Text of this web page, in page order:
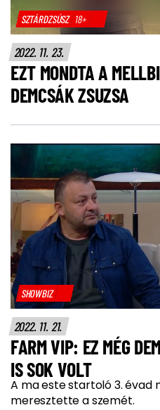
SZTÁRDZSÚSZ 18+
2022. 11. 23.
EZT MONDTA A
DEMCSÁK ZSUZSA
SHOWBIZ
2022. 11. 21.
FARM VIP: EZ MÉG
IS SOK VOLT
A ma este startoló 3. évad
meresztette a szemét.